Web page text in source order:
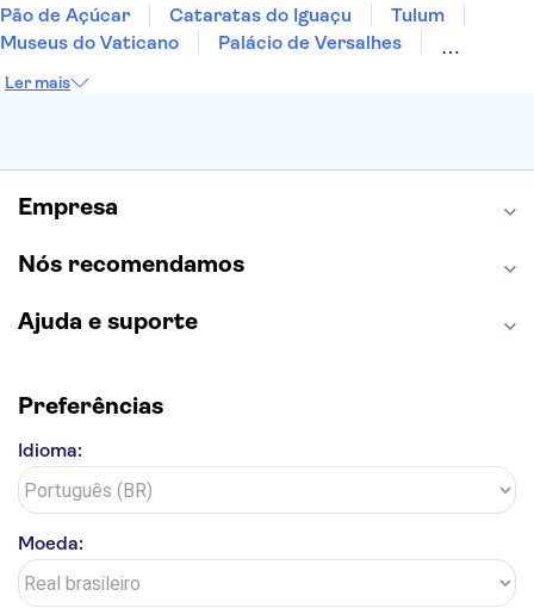
Pão de Açúcar
Cataratas do Iguaçu
Tulum
Museus do Vaticano
Palácio de Versalhes
Museu do Louvre
Ler mais
Empresa
Nós recomendamos
Ajuda e suporte
Preferências
Idioma:
Moeda: